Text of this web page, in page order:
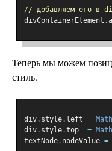
// добавляем его в
divContainerElement .
Теперь мы можем
стиль.
div. style. left = Math
div. style.top = Math
textNode. nodeValue =